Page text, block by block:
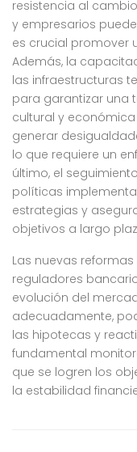
resistencia al
y empresarios
es crucial promover
Además, la
las infraestructuras
para garantizar una
cultural y
generar
lo que requiere un
último, el
políticas
estrategias y
objetivos a largo
Las nuevas
reguladores
evolución del
adecuadamente,
las hipotecas y
fundamental
que se logren los
la estabilidad